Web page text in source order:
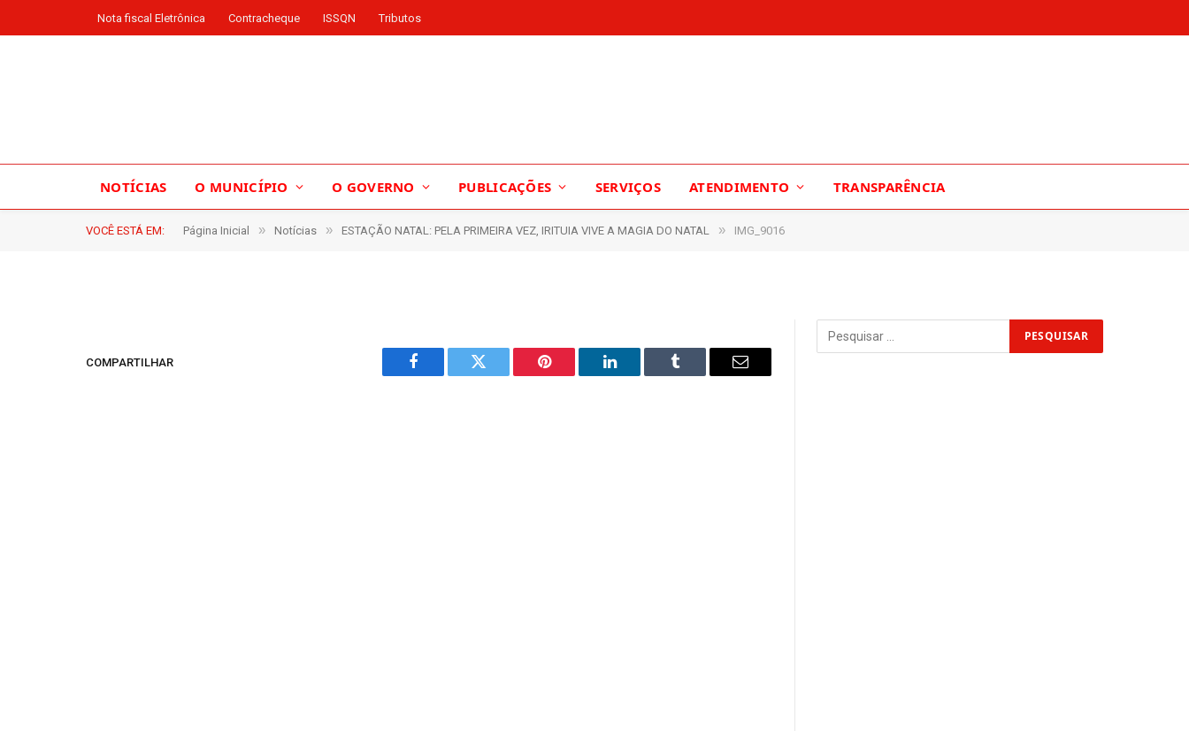
Nota fiscal Eletrônica Contracheque ISSQN Tributos
NOTÍCIAS O MUNICÍPIO O GOVERNO PUBLICAÇÕES SERVIÇOS ATENDIMENTO TRANSPARÊNCIA
VOCÊ ESTÁ EM: Página Inicial » Notícias » ESTAÇÃO NATAL: PELA PRIMEIRA VEZ, IRITUIA VIVE A MAGIA DO NATAL » IMG_9016
IMG_9016
LUCIANA
COMPARTILHAR
Facebook Twitter Pinterest LinkedIn Tumblr Email